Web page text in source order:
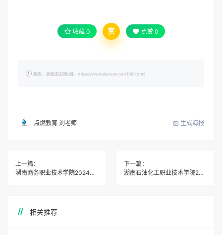
收藏 0 赏 点赞 0
版权： 转载请注明出处：https://www.dianran.net/1685.html
点燃教育 刘老师 生成海报
上一篇：
湖南商务职业技术学院2024年高职单招章程
下一篇：
湖南石油化工职业技术学院2024年高职单招章程
相关推荐